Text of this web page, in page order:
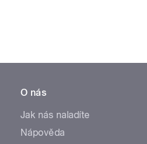
O nás
Jak nás naladíte
Nápověda